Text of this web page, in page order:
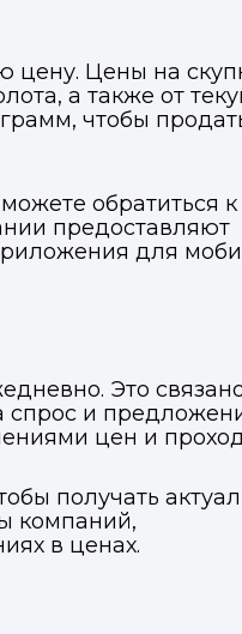
Цены на
а также от
чтобы
обратиться к
предоставляют
для
Это
и
цен и
получать
компаний,
в ценах.